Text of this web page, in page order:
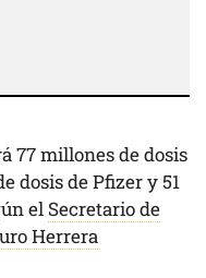
77 millones de dosis
dosis de Pfizer y 51
el Secretario de
Herrera